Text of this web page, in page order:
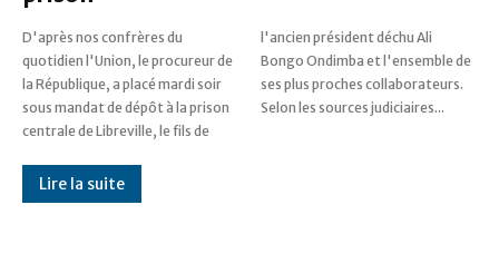
D'après nos confrères du
quotidien l'Union, le procureur de
la République, a placé mardi soir
sous mandat de dépôt à la prison
centrale de Libreville, le fils de
l'ancien président déchu Ali
Bongo Ondimba et l'ensemble de
ses plus proches collaborateurs.
Selon les sources judiciaires...
Lire la suite